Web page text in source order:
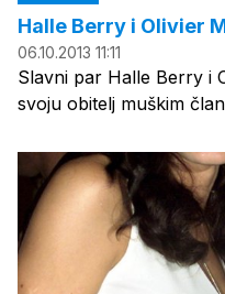
Halle Berry i Olivier
06.10.2013 11:11
Slavni par Halle Berry i
svoju obitelj muškim